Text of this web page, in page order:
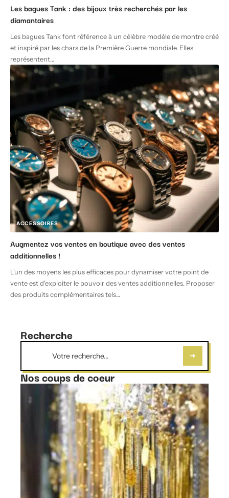
Les bagues Tank : des bijoux très recherchés par les
diamantaires
Les bagues Tank font référence à un célèbre modèle de montre créé
et inspiré par les chars de la Première Guerre mondiale. Elles
représentent…
ACCESSOIRES
Augmentez vos ventes en boutique avec des ventes
additionnelles !
L'un des moyens les plus efficaces pour dynamiser votre point de
vente est d'exploiter le pouvoir des ventes additionnelles. Proposer
des produits complémentaires tels…
Recherche
Nos coups de coeur